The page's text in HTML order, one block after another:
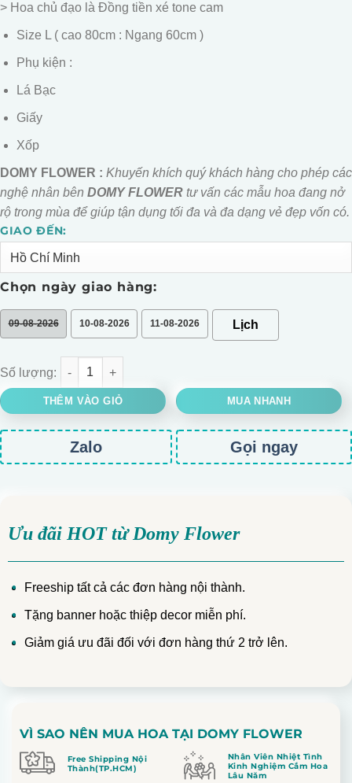
> Hoa chủ đạo là Đồng tiền xé tone cam
Size L ( cao 80cm : Ngang 60cm )
Phụ kiện :
Lá Bạc
Giấy
Xốp
DOMY FLOWER : Khuyến khích quý khách hàng cho phép các
nghệ nhân bên DOMY FLOWER tư vấn các mẫu hoa đang nở
rộ trong mùa để giúp tận dụng tối đa và đa dạng vẻ đẹp vốn có.
GIAO ĐẾN:
Chọn ngày giao hàng:
09-08-2026 10-08-2026 11-08-2026
BÓ HOA CHÚC MỪNG SẮC MÀU GIẤY GÓI XANH số lượng
THÊM VÀO GIỎ MUA NHANH
Alternative:
Zalo Gọi ngay
Ưu đãi HOT từ Domy Flower
Freeship tất cả các đơn hàng nội thành.
Tặng banner hoặc thiệp decor miễn phí.
Giảm giá ưu đãi đối với đơn hàng thứ 2 trở lên.
VÌ SAO NÊN MUA HOA TẠI DOMY FLOWER
Free Shipping Nội
Thành(TP.HCM)
Nhân Viên Nhiệt Tình
Kinh Nghiệm Cắm Hoa
Lâu Năm